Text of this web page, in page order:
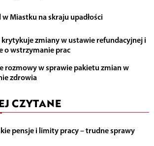
w Miastku na skraju upadłości
krytykuje zmiany w ustawie refundacyjnej i
o wstrzymanie prac
rozmowy w sprawie pakietu zmian w
zdrowia
CZYTANE
pensje i limity pracy – trudne sprawy